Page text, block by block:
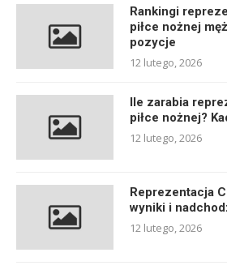
Rankingi
piłce nożnej
pozycje
12 lutego, 2026
Ile zarabia
piłce nożnej?
12 lutego, 2026
Reprezentacja
wyniki i
12 lutego, 2026